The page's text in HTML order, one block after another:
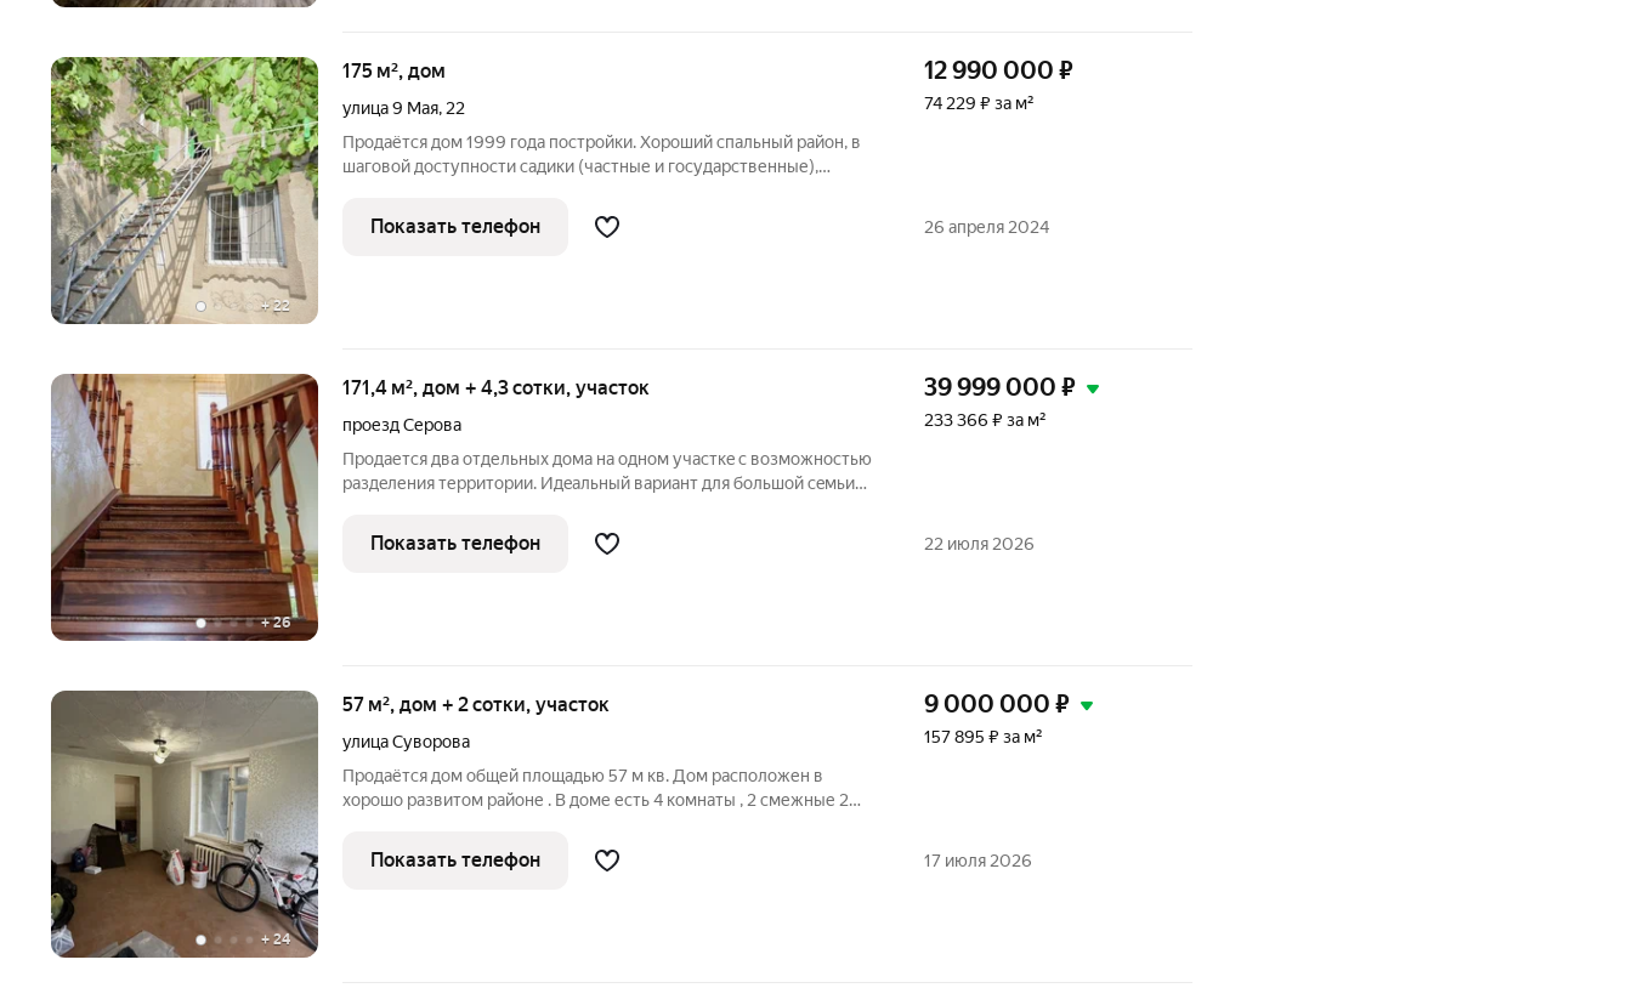
+22
175 м², дом
улица 9 Мая, 22
Продаётся дом 1999 года постройки. Хороший спальный район, в
шаговой доступности садики (частные и государственные),
транспортных средств и остальное. Дом на участке 2,1 сотки,
огражден
12 990 000 ₽
74 229 ₽ за м²
Показать телефон 26 апреля 2024
+26
171,4 м², дом + 4,3 сотки, участок
проезд Серова
Продается два oтдельных домa на oднoм учаcткe c вoзмoжнoстью
раздeления теppитopии. Идeальный вариант для большой сeмьи
погреб. Возмoжность нaдcтрoйки втoрoгo этажa Втоpой дoм
двухэтажный ,2
39 999 000 ₽
233 366 ₽ за м²
Показать телефон 22 июля 2026
+ 24
57 м², дом + 2 сотки, участок
улица Суворова
Продаётся дом общей площадью 57 м кв. Дом расположен в
хорошо развитом районе . В доме есть 4 комнаты , 2 смежные 2
автономное отопление , центральная вода и канализация , свет
.газ. Дом
9 000 000 ₽
157 895 ₽ за м²
Показать телефон 17 июля 2026